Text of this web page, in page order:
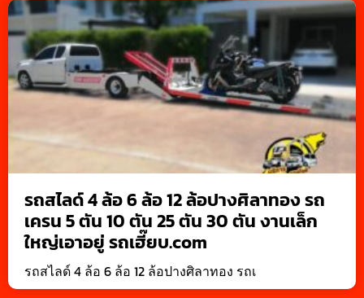
รถสไลด์ 4 ล้อ 6 ล้อ 12 ล้อปางศิลาทอง รถ
เครน 5 ตัน 10 ตัน 25 ตัน 30 ตัน งานเล็ก
ใหญ่เอาอยู่ รถเฮี๊ยบ.com
รถสไลด์ 4 ล้อ 6 ล้อ 12 ล้อปางศิลาทอง รถเ